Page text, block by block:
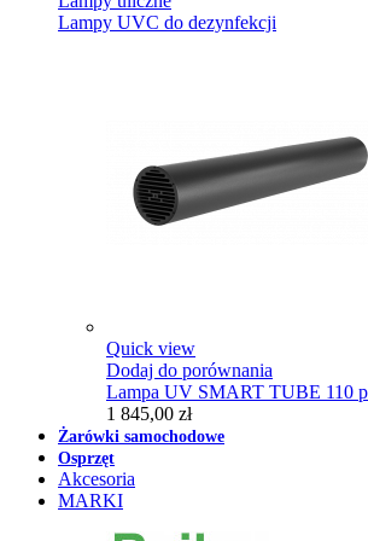
Lampy UVC do dezynfekcji
Quick view
Dodaj do porównania
Lampa UV SMART TUBE 110
1 845,00 zł
Żarówki samochodowe
Osprzęt
Akcesoria
MARKI